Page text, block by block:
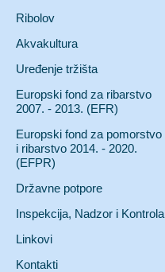
Ribolov
Akvakultura
Uređenje tržišta
Europski fond za ribarstvo
2007. - 2013. (EFR)
Europski fond za pomorstvo
i ribarstvo 2014. - 2020.
(EFPR)
Državne potpore
Inspekcija, Nadzor i Kontrola
Linkovi
Kontakti